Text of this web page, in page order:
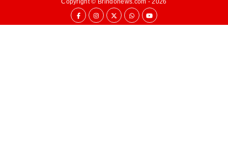
Copyright © Brindonews.com - 2026